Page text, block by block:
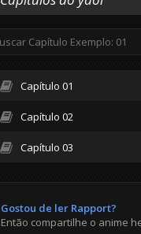
Capítulo 01
Capítulo 02
Capítulo 03
Gostou de ler Rapport?
Então compartilhe o anime